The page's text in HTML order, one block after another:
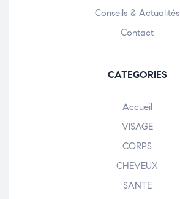
Conseils & Actualités
Contact
CATEGORIES
Accueil
VISAGE
CORPS
CHEVEUX
SANTE